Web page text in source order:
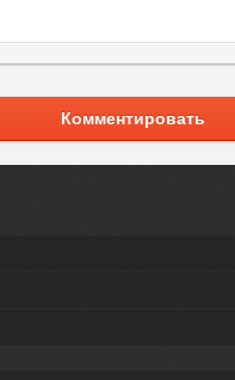
Комментировать